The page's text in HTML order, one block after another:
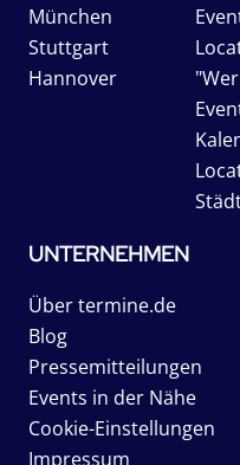
München
Stuttgart
Hannover
UNTERNEHMEN
Über termine.de
Blog
Pressemitteilungen
Events in der Nähe
Cookie-Einstellungen
Impressum